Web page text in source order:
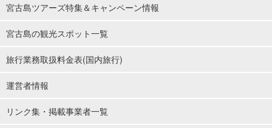
宮古島ツアーズ特集＆キャンペーン情報
宮古島の観光スポット一覧
旅行業務取扱料金表(国内旅行)
運営者情報
リンク集・掲載事業者一覧